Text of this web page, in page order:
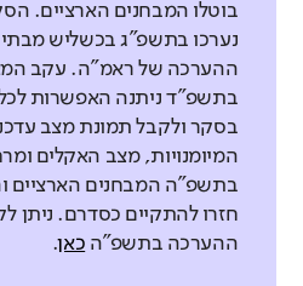
בוטלו המבחנים הארציים.
נערכו בתשפ"ג בכשליש
ההערכה של ראמ"ה. עקב
בתשפ"ד ניתנה האפשרות
בסקר ולקבל תמונת מצב
המיומנויות, מצב האקלים
בתשפ"ה המבחנים הארציים
חזרו להתקיים כסדרם. ניתן
ההערכה בתשפ"ה כאן.